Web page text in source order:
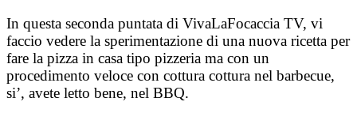
In questa seconda puntata di VivaLaFocaccia TV, vi
faccio vedere la sperimentazione di una nuova ricetta per
fare la pizza in casa tipo pizzeria ma con un
procedimento veloce con cottura cottura nel barbecue,
si’, avete letto bene, nel BBQ.